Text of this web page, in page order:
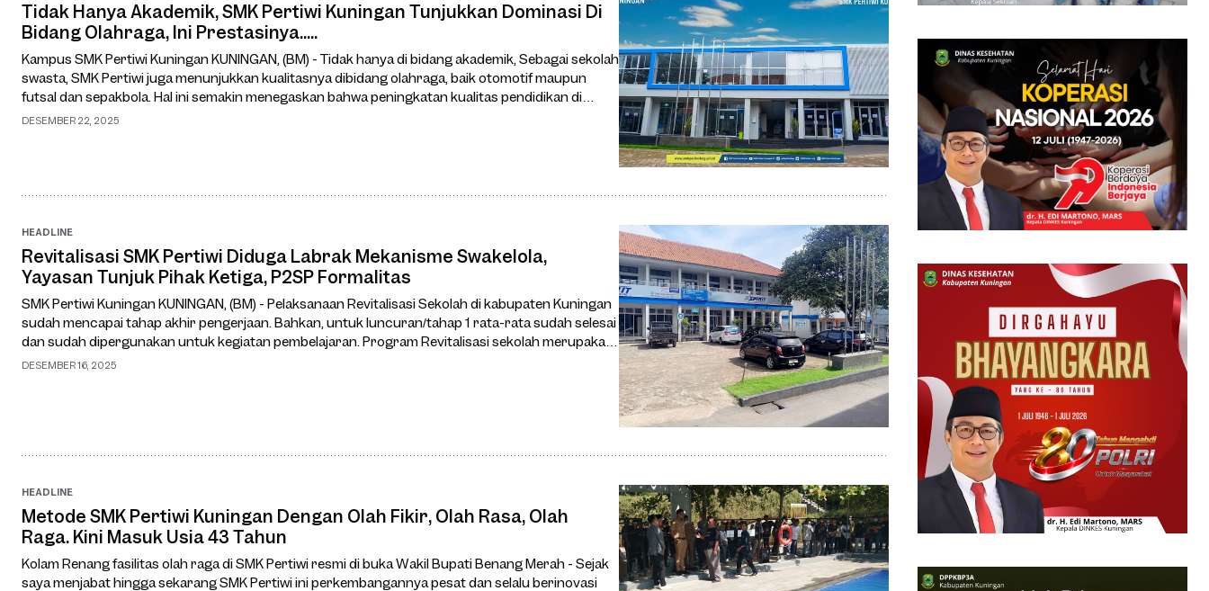
Tidak Hanya Akademik, SMK Pertiwi Kuningan Tunjukkan Dominasi Di
Bidang Olahraga, Ini Prestasinya.....
Kampus SMK Pertiwi Kuningan KUNINGAN, (BM) - Tidak hanya di bidang akademik, Sebagai sekolah
swasta, SMK Pertiwi juga menunjukkan kualitasnya dibidang olahraga, baik otomotif maupun
futsal dan sepakbola. Hal ini semakin menegaskan bahwa peningkatan kualitas pendidikan di
sekolah ini berada pada j…
DESEMBER 22, 2025
HEADLINE
Revitalisasi SMK Pertiwi Diduga Labrak Mekanisme Swakelola,
Yayasan Tunjuk Pihak Ketiga, P2SP Formalitas
SMK Pertiwi Kuningan KUNINGAN, (BM) - Pelaksanaan Revitalisasi Sekolah di kabupaten Kuningan
sudah mencapai tahap akhir pengerjaan. Bahkan, untuk luncuran/tahap 1 rata-rata sudah selesai
dan sudah dipergunakan untuk kegiatan pembelajaran. Program Revitalisasi sekolah merupakan
salah satu Program…
DESEMBER 16, 2025
HEADLINE
Metode SMK Pertiwi Kuningan Dengan Olah Fikir, Olah Rasa, Olah
Raga. Kini Masuk Usia 43 Tahun
Kolam Renang fasilitas olah raga di SMK Pertiwi resmi di buka Wakil Bupati Benang Merah - Sejak
saya menjabat hingga sekarang SMK Pertiwi ini perkembangannya pesat dan selalu berinovasi